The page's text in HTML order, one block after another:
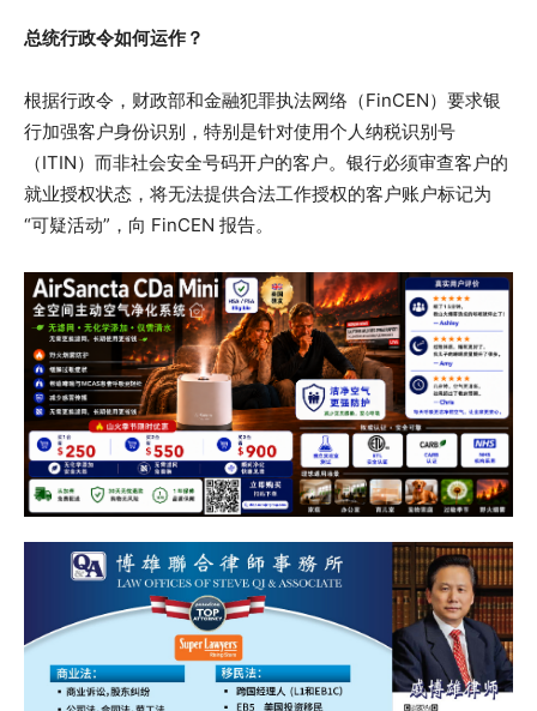
总统行政令如何运作？
根据行政令，财政部和金融犯罪执法网络（FinCEN）要求银
行加强客户身份识别，特别是针对使用个人纳税识别号
（ITIN）而非社会安全号码开户的客户。银行必须审查客户的
就业授权状态，将无法提供合法工作授权的客户账户标记为
“可疑活动”，向 FinCEN 报告。